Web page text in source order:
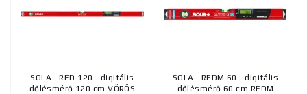
SOLA - RED 120 - digitális
dőlésmérő 120 cm VÖRÖS
SOLA - REDM 60 - digitális
dőlésmérő 60 cm REDM